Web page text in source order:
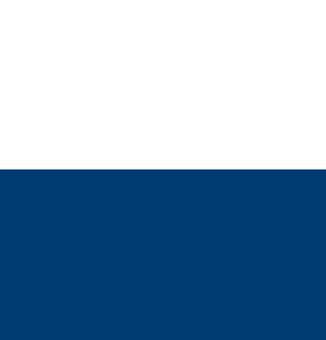
e preencha os campos obrigatórios